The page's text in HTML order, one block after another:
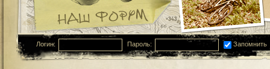
Логин: Пароль: Запомнить